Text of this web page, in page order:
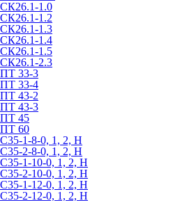
СК26.1-1.0
СК26.1-1.2
СК26.1-1.3
СК26.1-1.4
СК26.1-1.5
СК26.1-2.3
ПТ 33-3
ПТ 33-4
ПТ 43-2
ПТ 43-3
ПТ 45
ПТ 60
С35-1-8-0, 1, 2, Н
С35-2-8-0, 1, 2, Н
С35-1-10-0, 1, 2, Н
С35-2-10-0, 1, 2, Н
С35-1-12-0, 1, 2, Н
С35-2-12-0, 1, 2, Н